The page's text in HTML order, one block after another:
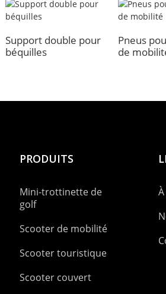
Support double pour
béquilles
Pneus
de
PRODUITS
Mini-trottinette de
golf
Scooter de mobilité
Scooter touristique
Scooter couvert